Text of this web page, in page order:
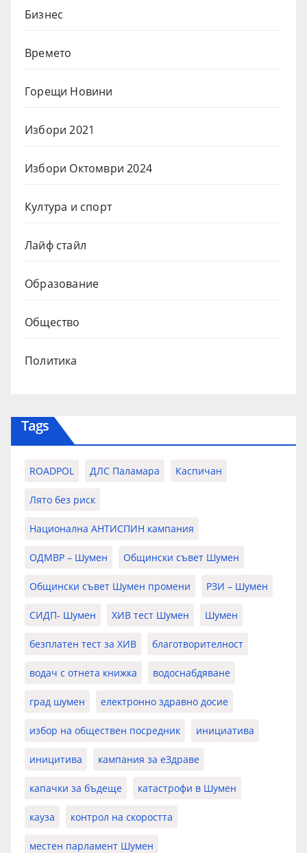
Бизнес
Времето
Горещи Новини
Избори 2021
Избори Октомври 2024
Култура и спорт
Лайф стайл
Образование
Общество
Политика
Tags
ROADPOL ДЛС Паламара Каспичан
Лято без риск
Национална АНТИСПИН кампания
ОДМВР – Шумен Общински съвет Шумен
Общински съвет Шумен промени РЗИ – Шумен
СИДП- Шумен ХИВ тест Шумен Шумен
безплатен тест за ХИВ благотворителност
водач с отнета книжка водоснабдяване
град шумен електронно здравно досие
избор на обществен посредник инициатива
иницитива кампания за еЗдраве
капачки за бъдеще катастрофи в Шумен
кауза контрол на скоростта
местен парламент Шумен